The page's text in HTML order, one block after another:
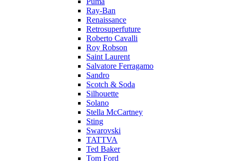
Ray-Ban
Renaissance
Retrosuperfuture
Roberto Cavalli
Roy Robson
Saint Laurent
Salvatore Ferragamo
Sandro
Scotch & Soda
Silhouette
Solano
Stella McCartney
Sting
Swarovski
TATTVA
Ted Baker
Tom Ford